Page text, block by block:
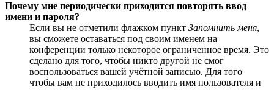
Почему мне периодически приходится повторять ввод
имени и пароля?
Если вы не отметили флажком пункт Запомнить меня,
вы сможете оставаться под своим именем на
конференции только некоторое ограниченное время. Это
сделано для того, чтобы никто другой не смог
воспользоваться вашей учётной записью. Для того
чтобы вам не приходилось вводить имя пользователя и